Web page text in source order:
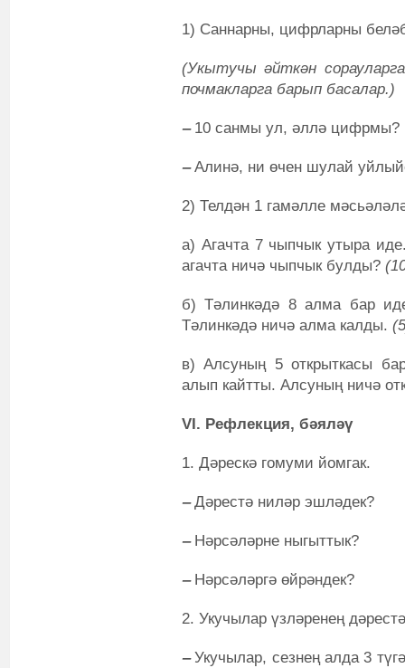
1) Саннарны, цифрларны
(Укытучы әйткән
почмакларга барып басалар.)
‒10 санмы ул, әллә цифрмы?
‒Алинә, ни өчен шулай
2) Телдән 1 гамәлле
а) Агачта 7 чыпчык утыра
агачта ничә чыпчык булды?
б) Тәлинкәдә 8 алма бар
Тәлинкәдә ничә алма калды.
в) Алсуның 5 открыткасы
алып кайтты. Алсуның ничә
VI. Рефлекция, бәяләү
1. Дәрескә гомуми йомгак.
‒Дәрестә ниләр эшләдек?
‒ Нәрсәләрне ныгыттык?
‒Нәрсәләргә өйрәндек?
2. Укучылар үзләренең
‒Укучылар, сезнең алда 3